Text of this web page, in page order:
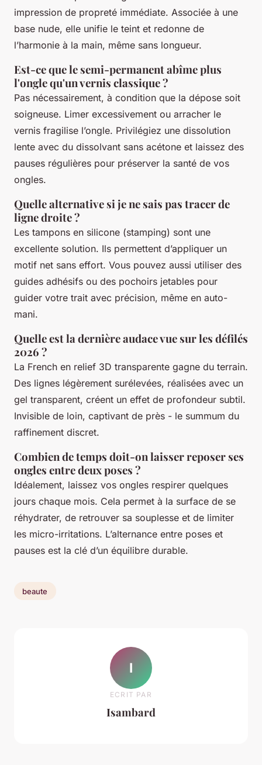
impression de propreté immédiate. Associée à une
base nude, elle unifie le teint et redonne de
l’harmonie à la main, même sans longueur.
Est-ce que le semi-permanent abîme plus
l'ongle qu'un vernis classique ?
Pas nécessairement, à condition que la dépose soit
soigneuse. Limer excessivement ou arracher le
vernis fragilise l’ongle. Privilégiez une dissolution
lente avec du dissolvant sans acétone et laissez des
pauses régulières pour préserver la santé de vos
ongles.
Quelle alternative si je ne sais pas tracer de
ligne droite ?
Les tampons en silicone (stamping) sont une
excellente solution. Ils permettent d’appliquer un
motif net sans effort. Vous pouvez aussi utiliser des
guides adhésifs ou des pochoirs jetables pour
guider votre trait avec précision, même en auto-
mani.
Quelle est la dernière audace vue sur les défilés
2026 ?
La French en relief 3D transparente gagne du terrain.
Des lignes légèrement surélevées, réalisées avec un
gel transparent, créent un effet de profondeur subtil.
Invisible de loin, captivant de près - le summum du
raffinement discret.
Combien de temps doit-on laisser reposer ses
ongles entre deux poses ?
Idéalement, laissez vos ongles respirer quelques
jours chaque mois. Cela permet à la surface de se
réhydrater, de retrouver sa souplesse et de limiter
les micro-irritations. L’alternance entre poses et
pauses est la clé d’un équilibre durable.
beaute
I
ECRIT PAR
Isambard